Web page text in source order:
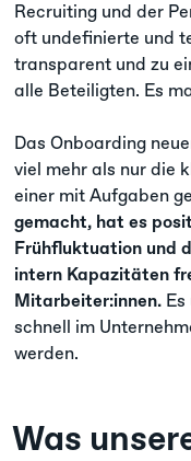
Recruiting und der
oft undefinierte und
transparent und zu
alle Beteiligten. Es
Das Onboarding
viel mehr als nur die
einer mit Aufgaben
gemacht, hat es
Frühfluktuation und
intern Kapazitäten
Mitarbeiter:innen.
schnell im
werden.
Was